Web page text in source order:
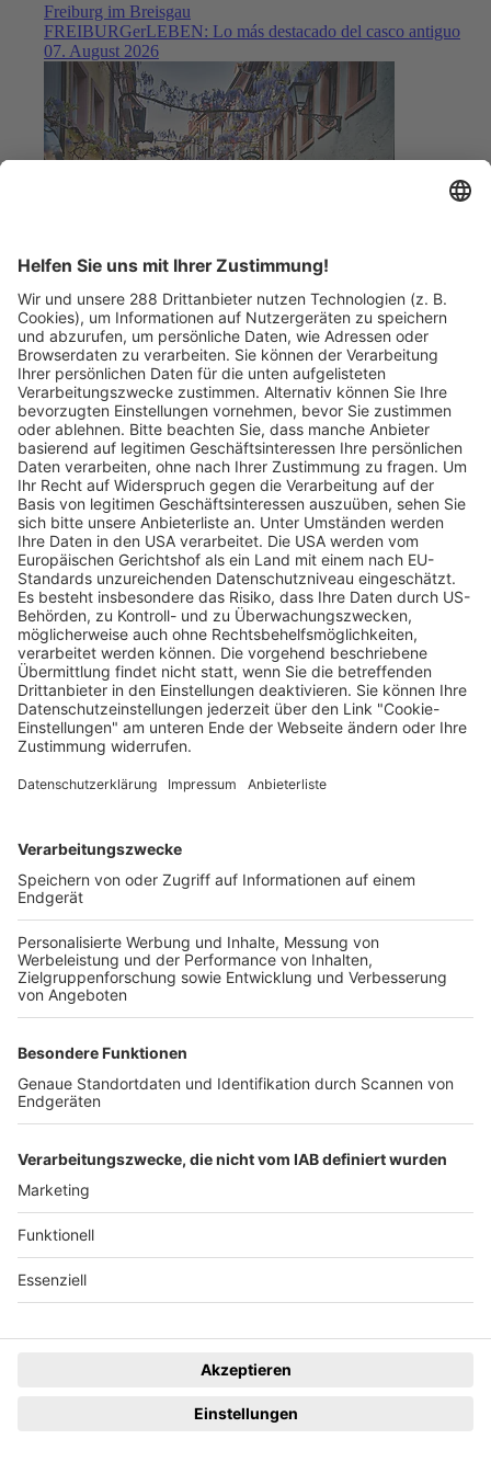
Freiburg im Breisgau
FREIBURGerLEBEN: Lo más destacado del casco antiguo
07. August 2026
Freiburg im Breisgau
Öffentliche Stadtführung Freiburg - Stadtführung Freiburg 2026
07. August 2026
Freiburg im Breisgau
Veganer Kochkurs: Brutal unkompliziert
06. August 2026
Öffentliche Stadtführung Freiburg - Stadtführung Freiburg 2026
07. August 2026
Das ist los in ...